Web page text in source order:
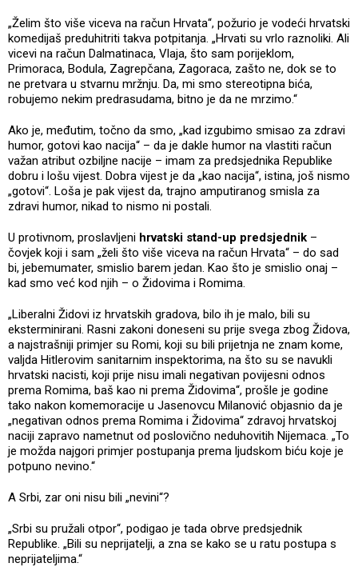
„Želim što više viceva na račun Hrvata“, požurio je vodeći hrvatski
komedijaš preduhitriti takva potpitanja. „Hrvati su vrlo raznoliki. Ali
vicevi na račun Dalmatinaca, Vlaja, što sam porijeklom,
Primoraca, Bodula, Zagrepčana, Zagoraca, zašto ne, dok se to
ne pretvara u stvarnu mržnju. Da, mi smo stereotipna bića,
robujemo nekim predrasudama, bitno je da ne mrzimo.“
Ako je, međutim, točno da smo, „kad izgubimo smisao za zdravi
humor, gotovi kao nacija“ – da je dakle humor na vlastiti račun
važan atribut ozbiljne nacije – imam za predsjednika Republike
dobru i lošu vijest. Dobra vijest je da „kao nacija“, istina, još nismo
„gotovi“. Loša je pak vijest da, trajno amputiranog smisla za
zdravi humor, nikad to nismo ni postali.
U protivnom, proslavljeni hrvatski stand-up predsjednik –
čovjek koji i sam „želi što više viceva na račun Hrvata“ – do sad
bi, jebemumater, smislio barem jedan. Kao što je smislio onaj –
kad smo već kod njih – o Židovima i Romima.
„Liberalni Židovi iz hrvatskih gradova, bilo ih je malo, bili su
eksterminirani. Rasni zakoni doneseni su prije svega zbog Židova,
a najstrašniji primjer su Romi, koji su bili prijetnja ne znam kome,
valjda Hitlerovim sanitarnim inspektorima, na što su se navukli
hrvatski nacisti, koji prije nisu imali negativan povijesni odnos
prema Romima, baš kao ni prema Židovima“, prošle je godine
tako nakon komemoracije u Jasenovcu Milanović objasnio da je
„negativan odnos prema Romima i Židovima“ zdravoj hrvatskoj
naciji zapravo nametnut od poslovično neduhovitih Nijemaca. „To
je možda najgori primjer postupanja prema ljudskom biću koje je
potpuno nevino.“
A Srbi, zar oni nisu bili „nevini“?
„Srbi su pružali otpor“, podigao je tada obrve predsjednik
Republike. „Bili su neprijatelji, a zna se kako se u ratu postupa s
neprijateljima.“